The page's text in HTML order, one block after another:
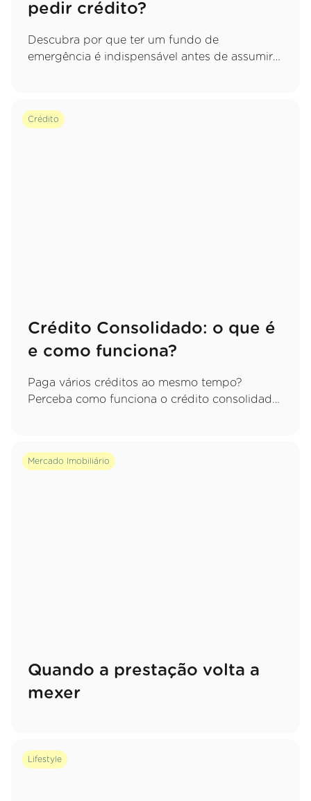
pedir crédito?
Descubra por que ter um fundo de
emergência é indispensável antes de assumir
Crédito
Crédito Consolidado: o que é
e como funciona?
Paga vários créditos ao mesmo tempo?
Perceba como funciona o crédito consolidado,
Mercado Imobiliário
Quando a prestação volta a
mexer
Lifestyle